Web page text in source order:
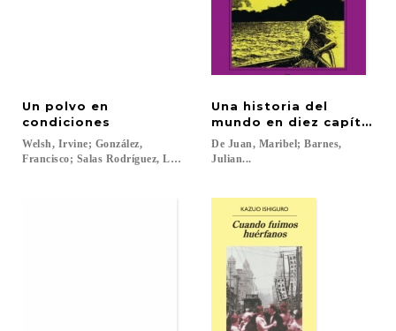
Un polvo en
condiciones
Welsh, Irvine; González,
Francisco; Salas Rodríguez, Laura...
Una historia del
mundo en diez capítulos
De Juan, Maribel; Barnes,
Julian...